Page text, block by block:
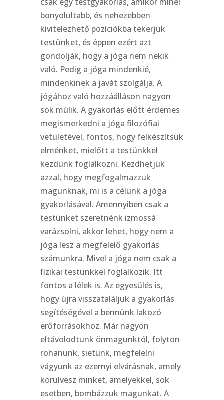
bonyolultabb, és nehezebben
kivitelezhető pozíciókba tekerjük
testünket, és éppen ezért azt
gondolják, hogy a jóga nem nekik
való. Pedig a jóga mindenkié,
mindenkinek a javát szolgálja. A
jógához való hozzáálláson nagyon
sok múlik. A gyakorlás előtt érdemes
megismerkedni a jóga filozófiai
vetületével, fontos, hogy felkészítsük
elménket, mielőtt a testünkkel
kezdünk foglalkozni. Kezdhetjük
azzal, hogy megfogalmazzuk
magunknak, mi is a célunk a jóga
gyakorlásával. Amennyiben csak a
testünket szeretnénk izmossá
varázsolni, akkor lehet, hogy nem a
jóga lesz a megfelelő gyakorlás
számunkra. Mivel a jóga nem csak a
fizikai testünkkel foglalkozik. Itt
fontos a lélek is. Az egyesülés is,
hogy újra visszataláljuk a gyakorlás
segítéségével a bennünk lakozó
erőforrásokhoz. Már nagyon
eltávolodtunk önmagunktól, folyton
rohanunk, sietünk, megfelelni
vágyunk az ezernyi elvárásnak, amely
körülvesz minket, amelyekkel, sok
esetben, bombázzuk magunkat. A